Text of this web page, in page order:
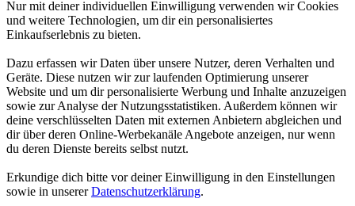
Nur mit deiner individuellen Einwilligung verwenden wir Cookies
und weitere Technologien, um dir ein personalisiertes
Einkaufserlebnis zu bieten.
Dazu erfassen wir Daten über unsere Nutzer, deren Verhalten und
Geräte. Diese nutzen wir zur laufenden Optimierung unserer
Website und um dir personalisierte Werbung und Inhalte anzuzeigen
sowie zur Analyse der Nutzungsstatistiken. Außerdem können wir
deine verschlüsselten Daten mit externen Anbietern abgleichen und
dir über deren Online-Werbekanäle Angebote anzeigen, nur wenn
du deren Dienste bereits selbst nutzt.
Erkundige dich bitte vor deiner Einwilligung in den Einstellungen
sowie in unsererDatenschutzerklärung.